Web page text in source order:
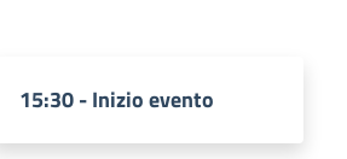
15:30 - Inizio evento